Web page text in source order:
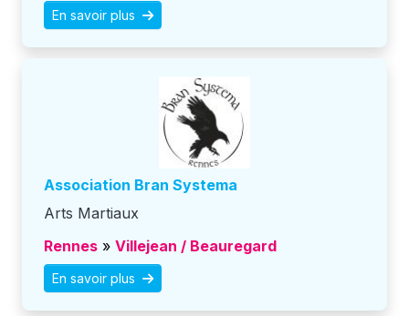
En savoir plus
Association Bran Systema
Arts Martiaux
Rennes » Villejean / Beauregard
En savoir plus